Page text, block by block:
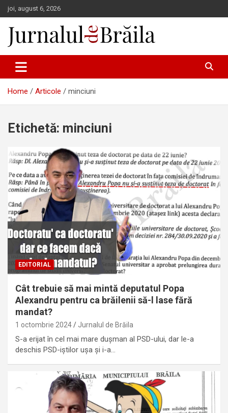
Skip
to
content
joi, august 6, 2026
Jurnalul de Brăila
Home Articole minciuni
Etichetă: minciuni
EDITORIAL
Cât trebuie să mai mintă deputatul Popa
Alexandru pentru ca brăilenii să-l lase fără
mandat?
1 octombrie 2024 Jurnalul de Brăila
S-a erijat în cel mai mare dușman al PSD-ului, dar le-a
deschis PSD-iștilor ușa și i-a…